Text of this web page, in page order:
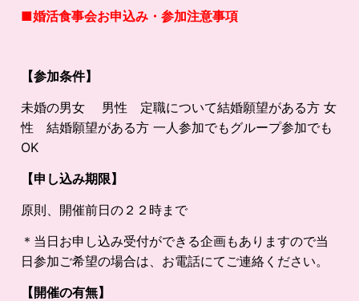
■婚活食事会お申込み・参加注意事項
【参加条件】
未婚の男女 男性 定職について結婚願望がある方 女
性 結婚願望がある方 一人参加でもグループ参加でも
OK
【申し込み期限】
原則、開催前日の２２時まで
＊当日お申し込み受付ができる企画もありますので当
日参加ご希望の場合は、お電話にてご連絡ください。
【開催の有無】